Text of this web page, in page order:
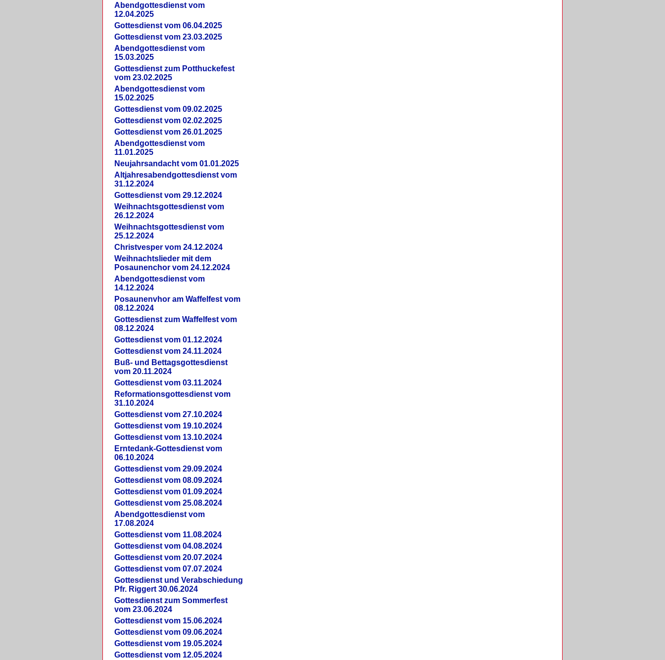
Abendgottesdienst vom
12.04.2025
Gottesdienst vom 06.04.2025
Gottesdienst vom 23.03.2025
Abendgottesdienst vom
15.03.2025
Gottesdienst zum Potthuckefest
vom 23.02.2025
Abendgottesdienst vom
15.02.2025
Gottesdienst vom 09.02.2025
Gottesdienst vom 02.02.2025
Gottesdienst vom 26.01.2025
Abendgottesdienst vom
11.01.2025
Neujahrsandacht vom 01.01.2025
Altjahresabendgottesdienst vom
31.12.2024
Gottesdienst vom 29.12.2024
Weihnachtsgottesdienst vom
26.12.2024
Weihnachtsgottesdienst vom
25.12.2024
Christvesper vom 24.12.2024
Weihnachtslieder mit dem
Posaunenchor vom 24.12.2024
Abendgottesdienst vom
14.12.2024
Posaunenvhor am Waffelfest vom
08.12.2024
Gottesdienst zum Waffelfest vom
08.12.2024
Gottesdienst vom 01.12.2024
Gottesdienst vom 24.11.2024
Buß- und Bettagsgottesdienst
vom 20.11.2024
Gottesdienst vom 03.11.2024
Reformationsgottesdienst vom
31.10.2024
Gottesdienst vom 27.10.2024
Gottesdienst vom 19.10.2024
Gottesdienst vom 13.10.2024
Erntedank-Gottesdienst vom
06.10.2024
Gottesdienst vom 29.09.2024
Gottesdienst vom 08.09.2024
Gottesdienst vom 01.09.2024
Gottesdienst vom 25.08.2024
Abendgottesdienst vom
17.08.2024
Gottesdienst vom 11.08.2024
Gottesdienst vom 04.08.2024
Gottesdienst vom 20.07.2024
Gottesdienst vom 07.07.2024
Gottesdienst und Verabschiedung
Pfr. Riggert 30.06.2024
Gottesdienst zum Sommerfest
vom 23.06.2024
Gottesdienst vom 15.06.2024
Gottesdienst vom 09.06.2024
Gottesdienst vom 19.05.2024
Gottesdienst vom 12.05.2024